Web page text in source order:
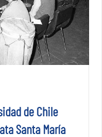
de Chile
Santa María